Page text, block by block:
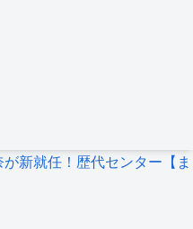
新就任！歴代センター【ま